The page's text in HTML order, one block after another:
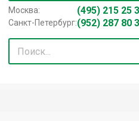
Москва: (495) 215 25
Санкт-Петербург:(952) 287 80